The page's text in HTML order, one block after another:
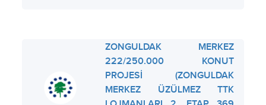
ZONGULDAK MERKEZ
222/250.000 KONUT
PROJESİ (ZONGULDAK
MERKEZ ÜZÜLMEZ TTK